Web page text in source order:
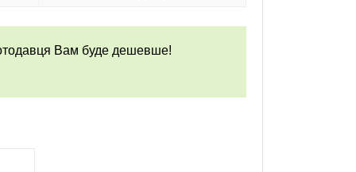
Вам буде дешевше!